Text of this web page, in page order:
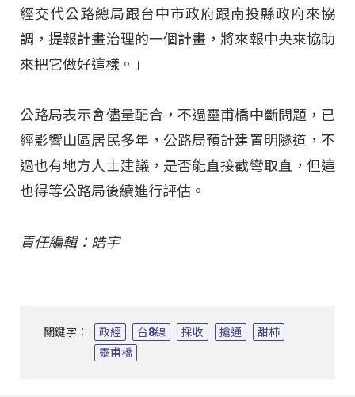
經交代公路總局跟台中市政府跟南投縣政府來協
調，提報計畫治理的一個計畫，將來報中央來協助
來把它做好這樣。」
公路局表示會儘量配合，不過靈甫橋中斷問題，已
經影響山區居民多年，公路局預計建置明隧道，不
過也有地方人士建議，是否能直接截彎取直，但這
也得等公路局後續進行評估。
責任編輯：皓宇
關鍵字： 政經 台8線 採收 搶通
甜柿
靈甫橋